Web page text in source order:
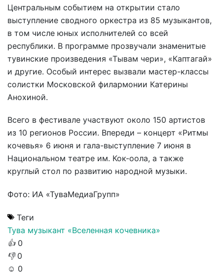
Центральным событием на открытии стало
выступление сводного оркестра из 85 музыкантов,
в том числе юных исполнителей со всей
республики. В программе прозвучали знаменитые
тувинские произведения «Тывам чери», «Каптагай»
и другие. Особый интерес вызвали мастер-классы
солистки Московской филармонии Катерины
Анохиной.
Всего в фестивале участвуют около 150 артистов
из 10 регионов России. Впереди – концерт «Ритмы
кочевья» 6 июня и гала-выступление 7 июня в
Национальном театре им. Кок-оола, а также
круглый стол по развитию народной музыки.
Фото: ИА «ТуваМедиаГрупп»
Теги
Тува музыкант «Вселенная кочевника»
👍 0
👎 0
☺️ 0